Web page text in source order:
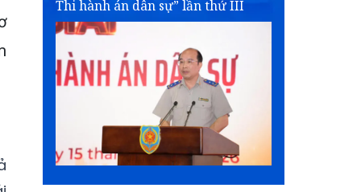
Thi hành án dân sự” lần thứ III